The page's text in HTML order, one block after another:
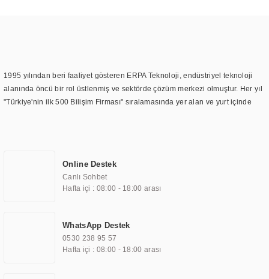
1995 yılından beri faaliyet gösteren ERPA Teknoloji, endüstriyel teknoloji
alanında öncü bir rol üstlenmiş ve sektörde çözüm merkezi olmuştur. Her yıl
"Türkiye'nin ilk 500 Bilişim Firması" sıralamasında yer alan ve yurt içinde
TOCHI markası altında kendi ürettiği ürünlerde kullanmıştır. Günümüzde
TOCHI; videowall, digital signage, kiosk, totem, akıllı durak ekranı, araç içi
ekran, asansör ekranı, digital menüboard, marin ekran, medikal ekran,
ekranları, endüstriyel ekranlar, kapı önü bilgi ekranları, panel PC,
endüstriyel Panel PC, mini PC, endüstriyel mini PC ve akıllı bina sistemleri
gibi çözümleri 4.5" ile 110” boyutları arasında üretebilirken, ayrıca standart
Online Destek
Canlı Sohbet
Hafta içi : 08:00 - 18:00 arası
WhatsApp Destek
0530 238 95 57
Hafta içi : 08:00 - 18:00 arası